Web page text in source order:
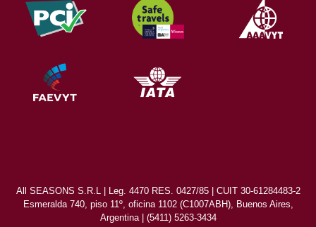
All SEASONS S.R.L | Leg. 4470 RES. 0427/85 | CUIT 30-61284483-2
Esmeralda 740, piso 11º, oficina 1102 (C1007ABH), Buenos Aires,
Argentina | (5411) 5263-3434